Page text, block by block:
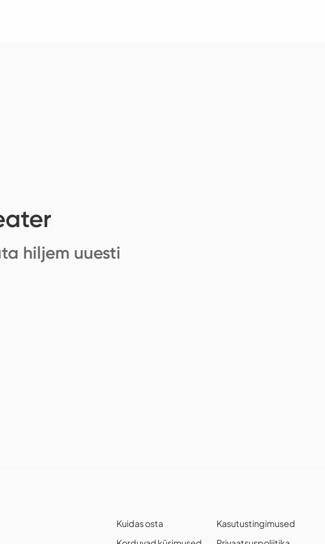
hiljem uuesti
Kuidas osta
Kasutustingimused